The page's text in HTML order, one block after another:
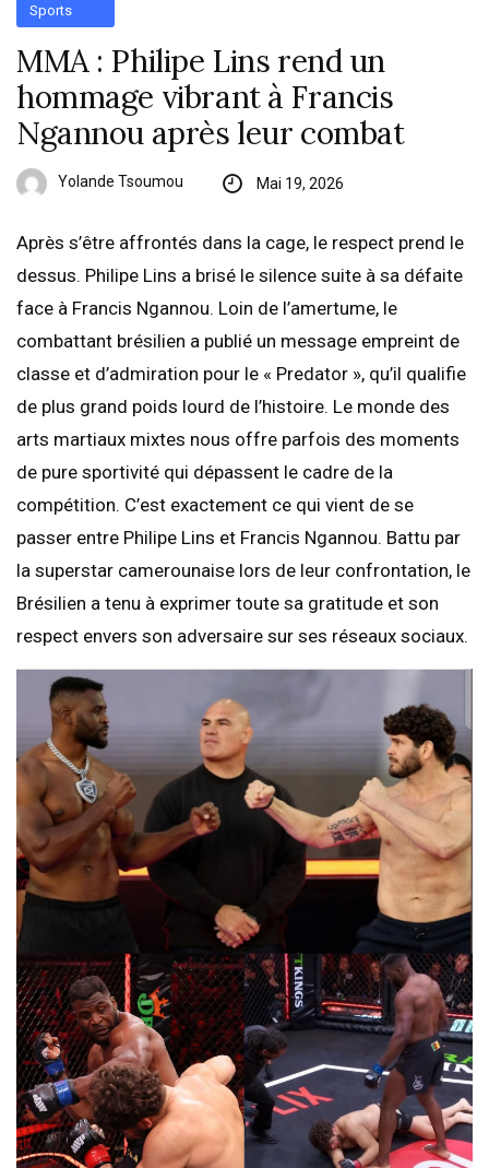
Sports
MMA : Philipe Lins rend un
hommage vibrant à Francis
Ngannou après leur combat
Yolande Tsoumou Mai 19, 2026
Après s’être affrontés dans la cage, le respect prend le
dessus. Philipe Lins a brisé le silence suite à sa défaite
face à Francis Ngannou. Loin de l’amertume, le
combattant brésilien a publié un message empreint de
classe et d’admiration pour le « Predator », qu’il qualifie
de plus grand poids lourd de l’histoire. Le monde des
arts martiaux mixtes nous offre parfois des moments
de pure sportivité qui dépassent le cadre de la
compétition. C’est exactement ce qui vient de se
passer entre Philipe Lins et Francis Ngannou. Battu par
la superstar camerounaise lors de leur confrontation, le
Brésilien a tenu à exprimer toute sa gratitude et son
respect envers son adversaire sur ses réseaux sociaux.